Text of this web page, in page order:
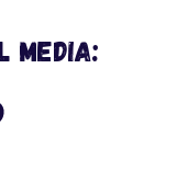
media: